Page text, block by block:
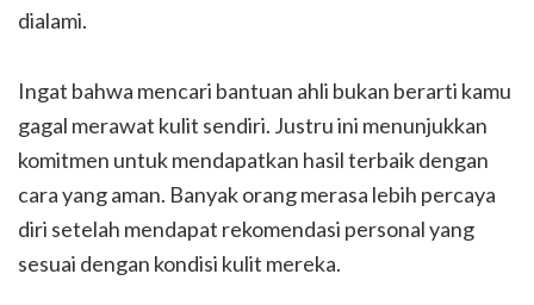
dialami.
Ingat bahwa mencari bantuan ahli bukan berarti kamu
gagal merawat kulit sendiri. Justru ini menunjukkan
komitmen untuk mendapatkan hasil terbaik dengan
cara yang aman. Banyak orang merasa lebih percaya
diri setelah mendapat rekomendasi personal yang
sesuai dengan kondisi kulit mereka.